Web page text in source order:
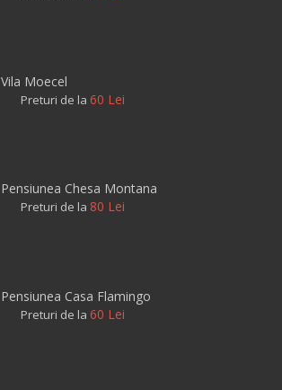
Vila Moecel
Preturi de la 60 Lei
Pensiunea Chesa Montana
Preturi de la 80 Lei
Pensiunea Casa Flamingo
Preturi de la 60 Lei